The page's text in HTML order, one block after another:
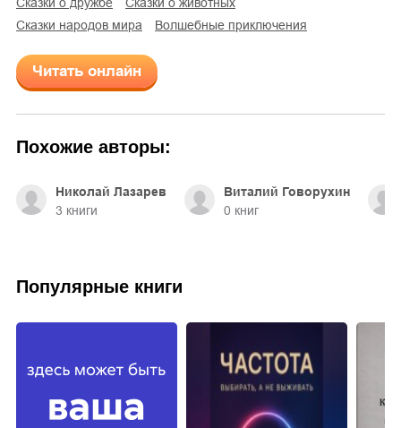
сказки народов мира
волшебные приключения
Читать онлайн
Похожие авторы:
Николай Лазарев
3 книги
Виталий Говорухин
0 книг
Популярные книги